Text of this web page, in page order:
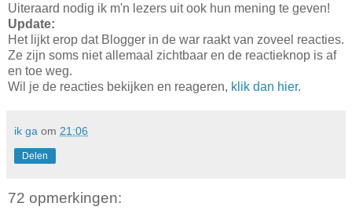
Uiteraard nodig ik m'n lezers uit ook hun mening te geven!
Update:
Het lijkt erop dat Blogger in de war raakt van zoveel reacties.
Ze zijn soms niet allemaal zichtbaar en de reactieknop is af
en toe weg.
Wil je de reacties bekijken en reageren, klik dan hier.
ik ga om 21:06
Delen
72 opmerkingen: